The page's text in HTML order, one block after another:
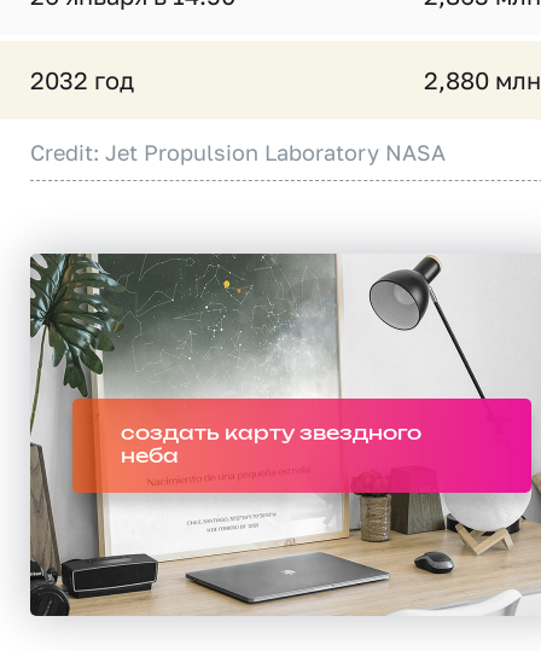
2032 год 2,880
Credit: Jet Propulsion Laboratory NASA
создать карту звездного
неба